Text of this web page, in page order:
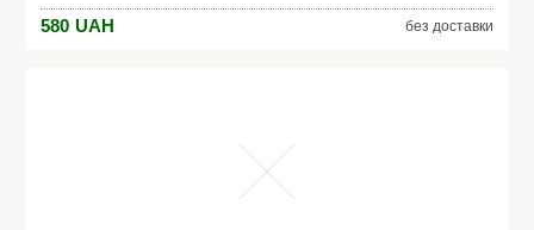
(0.58") Штрих код: 5400182851578
580 UAH без доставки